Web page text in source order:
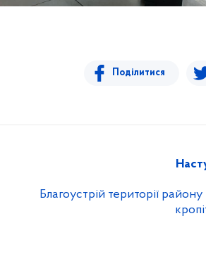
Поділитися
Благоустрій території